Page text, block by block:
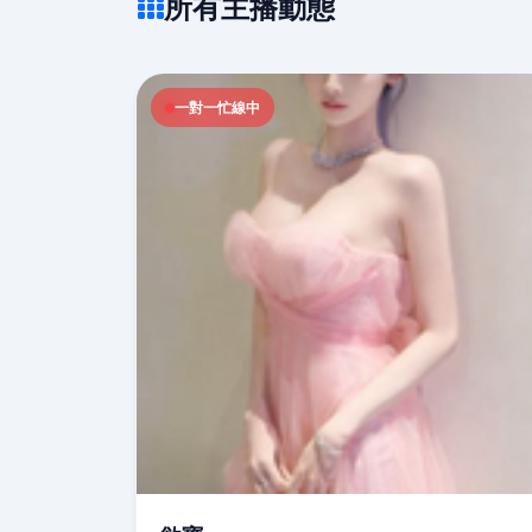
一對一忙線中